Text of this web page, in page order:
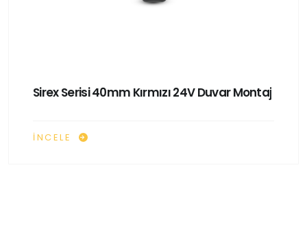
Sirex Serisi 40mm Kırmızı 24V Duvar Montaj
İNCELE